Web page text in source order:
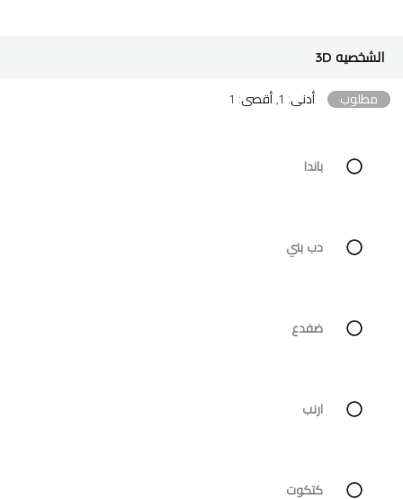
الشخصيه 3D
مطلوب أدنى: 1, أقصى: 1
باندا
دب بني
ضفدع
ارنب
كتكوت